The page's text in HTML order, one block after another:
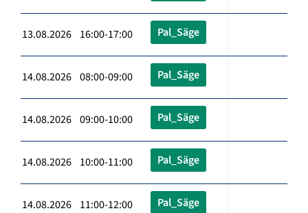
13.08.2026 16:00-17:00 Pal_Säge
14.08.2026 08:00-09:00 Pal_Säge
14.08.2026 09:00-10:00 Pal_Säge
14.08.2026 10:00-11:00 Pal_Säge
14.08.2026 11:00-12:00 Pal_Säge